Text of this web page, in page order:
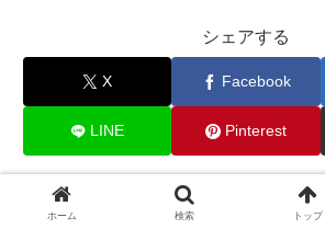
シェアする
X Facebook
LINE Pinterest
関連記事
ホーム 検索 トップ